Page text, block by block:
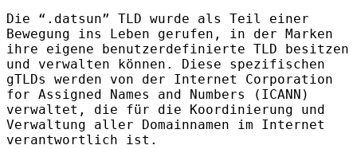
Die “.datsun” TLD wurde als Teil einer
Bewegung ins Leben gerufen, in der Marken
ihre eigene benutzerdefinierte TLD besitzen
und verwalten können. Diese spezifischen
gTLDs werden von der Internet Corporation
for Assigned Names and Numbers ( ICANN )
verwaltet, die für die Koordinierung und
Verwaltung aller Domainnamen im Internet
verantwortlich ist.